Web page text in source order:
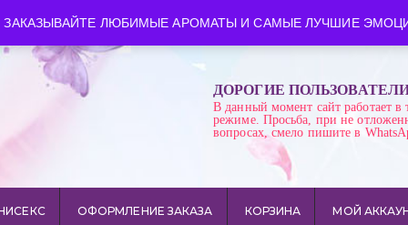
ЗАКАЗЫВАЙТЕ ЛЮБИМЫЕ АРОМАТЫ И САМЫЕ ЛУЧШИЕ
Время работы: пн-сб 10:00-21:00
ДОРОГИЕ
В данный момент сайт работает в
режиме. Просьба, при не
вопросах, смело пишите в
ОФОРМЛЕНИЕ ЗАКАЗА КОРЗИНА МОЙ